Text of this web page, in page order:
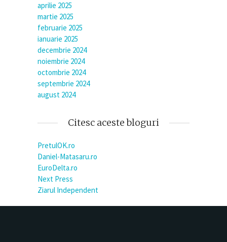
aprilie 2025
martie 2025
februarie 2025
ianuarie 2025
decembrie 2024
noiembrie 2024
octombrie 2024
septembrie 2024
august 2024
Citesc aceste bloguri
PretulOK.ro
Daniel-Matasaru.ro
EuroDelta.ro
Next Press
Ziarul Independent